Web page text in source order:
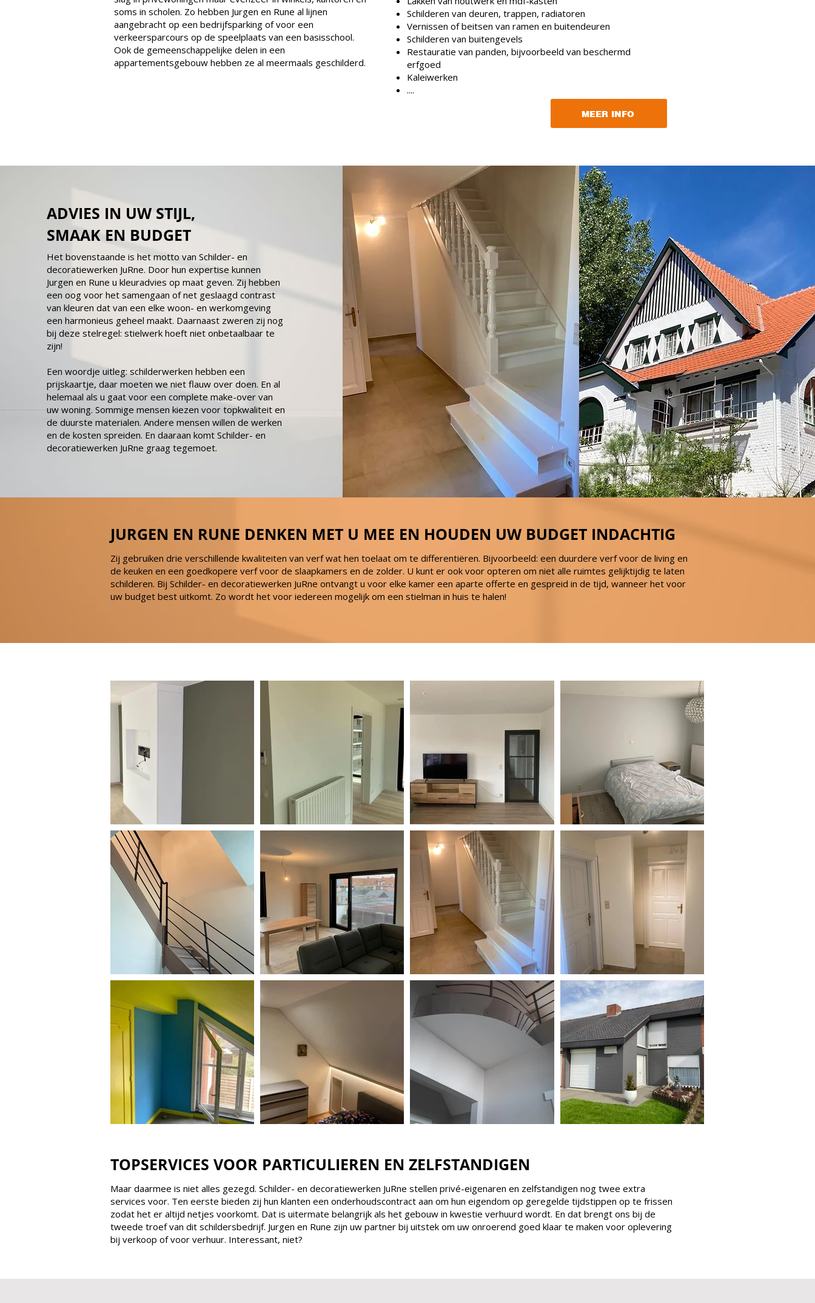
soms in scholen. Zo hebben Jurgen en Rune al lijnen
aangebracht op een bedrijfsparking of voor een
verkeersparcours op de speelplaats van een basisschool.
Ook de gemeenschappelijke delen in een
appartementsgebouw hebben ze al meermaals geschilderd.
Schilderen van deuren, trappen, radiatoren
Vernissen of beitsen van ramen en buitendeuren
Schilderen van buitengevels
Restauratie van panden, bijvoorbeeld van beschermd
erfgoed
Kaleiwerken
....
MEER INFO
ADVIES IN UW STIJL,
SMAAK EN BUDGET
Het bovenstaande is het motto van Schilder- en
decoratiewerken JuRne. Door hun expertise kunnen
Jurgen en Rune u kleuradvies op maat geven. Zij hebben
een oog voor het samengaan of net geslaagd contrast
van kleuren dat van een elke woon- en werkomgeving
een harmonieus geheel maakt. Daarnaast zweren zij nog
bij deze stelregel: stielwerk hoeft niet onbetaalbaar te
zijn!
Een woordje uitleg: schilderwerken hebben een
prijskaartje, daar moeten we niet flauw over doen. En al
helemaal als u gaat voor een complete make-over van
uw woning. Sommige mensen kiezen voor topkwaliteit en
de duurste materialen. Andere mensen willen de werken
en de kosten spreiden. En daaraan komt Schilder- en
decoratiewerken JuRne graag tegemoet.
JURGEN EN RUNE DENKEN MET U MEE EN HOUDEN UW BUDGET INDACHTIG
Zij gebruiken drie verschillende kwaliteiten van verf wat hen toelaat om te differentiëren. Bijvoorbeeld: een duurdere verf voor de living en
de keuken en een goedkopere verf voor de slaapkamers en de zolder. U kunt er ook voor opteren om niet alle ruimtes gelijktijdig te laten
schilderen. Bij Schilder- en decoratiewerken JuRne ontvangt u voor elke kamer een aparte offerte en gespreid in de tijd, wanneer het voor
uw budget best uitkomt. Zo wordt het voor iedereen mogelijk om een stielman in huis te halen!
TOPSERVICES VOOR PARTICULIEREN EN ZELFSTANDIGEN
Maar daarmee is niet alles gezegd. Schilder- en decoratiewerken JuRne stellen privé-eigenaren en zelfstandigen nog twee extra
services voor. Ten eerste bieden zij hun klanten een onderhoudscontract aan om hun eigendom op geregelde tijdstippen op te frissen
zodat het er altijd netjes voorkomt. Dat is uitermate belangrijk als het gebouw in kwestie verhuurd wordt. En dat brengt ons bij de
tweede troef van dit schildersbedrijf. Jurgen en Rune zijn uw partner bij uitstek om uw onroerend goed klaar te maken voor oplevering
bij verkoop of voor verhuur. Interessant, niet?